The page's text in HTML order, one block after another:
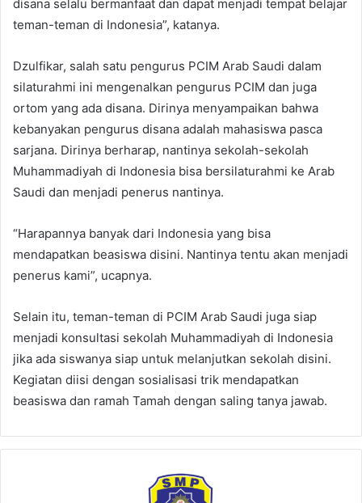
disana selalu bermanfaat dan dapat menjadi tempat belajar
teman-teman di Indonesia”, katanya.
Dzulfikar, salah satu pengurus PCIM Arab Saudi dalam
silaturahmi ini mengenalkan pengurus PCIM dan juga
ortom yang ada disana. Dirinya menyampaikan bahwa
kebanyakan pengurus disana adalah mahasiswa pasca
sarjana. Dirinya berharap, nantinya sekolah-sekolah
Muhammadiyah di Indonesia bisa bersilaturahmi ke Arab
Saudi dan menjadi penerus nantinya.
“Harapannya banyak dari Indonesia yang bisa
mendapatkan beasiswa disini. Nantinya tentu akan menjadi
penerus kami”, ucapnya.
Selain itu, teman-teman di PCIM Arab Saudi juga siap
menjadi konsultasi sekolah Muhammadiyah di Indonesia
jika ada siswanya siap untuk melanjutkan sekolah disini.
Kegiatan diisi dengan sosialisasi trik mendapatkan
beasiswa dan ramah Tamah dengan saling tanya jawab.